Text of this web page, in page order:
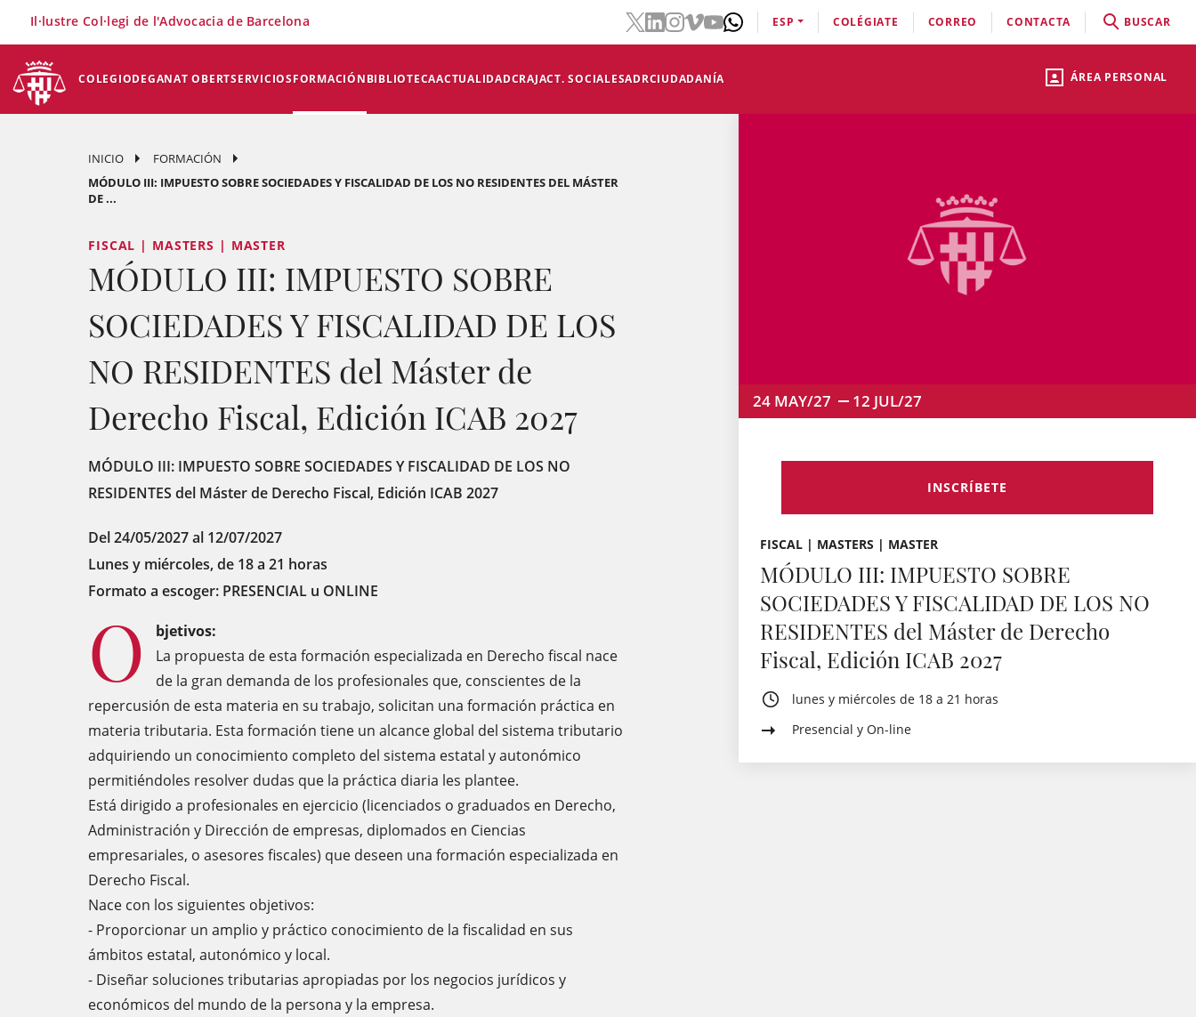
ÁREA PERSONAL
COLEGIODEGANAT OBERTSERVICIOSFORMACIÓNBIBLIOTECAACTUALIDADCRAJACT. SOCIALESADRCIUDADANÍA
Il·lustre Col·legi de l'Advocacia de Barcelona ESP COLÉGIATE CORREO CONTACTA BUSCAR
INICIO
FORMACIÓN
MÓDULO III: IMPUESTO SOBRE SOCIEDADES Y FISCALIDAD DE LOS NO RESIDENTES DEL MÁSTER
DE ...
FISCAL | MASTERS | MASTER
MÓDULO III: IMPUESTO SOBRE
SOCIEDADES Y FISCALIDAD DE LOS
NO RESIDENTES del Máster de
Derecho Fiscal, Edición ICAB 2027
MÓDULO III: IMPUESTO SOBRE SOCIEDADES Y FISCALIDAD DE LOS NO
RESIDENTES del Máster de Derecho Fiscal, Edición ICAB 2027
Del 24/05/2027 al 12/07/2027
Lunes y miércoles, de 18 a 21 horas
Formato a escoger: PRESENCIAL u ONLINE
O
bjetivos:
La propuesta de esta formación especializada en Derecho fiscal nace
de la gran demanda de los profesionales que, conscientes de la
repercusión de esta materia en su trabajo, solicitan una formación práctica en
materia tributaria. Esta formación tiene un alcance global del sistema tributario
adquiriendo un conocimiento completo del sistema estatal y autonómico
permitiéndoles resolver dudas que la práctica diaria les plantee.
Está dirigido a profesionales en ejercicio (licenciados o graduados en Derecho,
Administración y Dirección de empresas, diplomados en Ciencias
empresariales, o asesores fiscales) que deseen una formación especializada en
Derecho Fiscal.
Nace con los siguientes objetivos:
- Proporcionar un amplio y práctico conocimiento de la fiscalidad en sus
ámbitos estatal, autonómico y local.
- Diseñar soluciones tributarias apropiadas por los negocios jurídicos y
económicos del mundo de la persona y la empresa.
24 MAY/27 12 JUL/27
INSCRÍBETE
FISCAL | MASTERS | MASTER
MÓDULO III: IMPUESTO SOBRE
SOCIEDADES Y FISCALIDAD DE LOS NO
RESIDENTES del Máster de Derecho
Fiscal, Edición ICAB 2027
lunes y miércoles de 18 a 21 horas
Presencial y On-line